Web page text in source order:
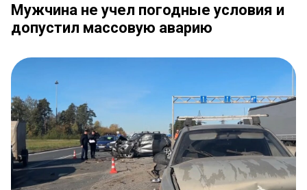
Мужчина не учел погодные условия и
допустил массовую аварию